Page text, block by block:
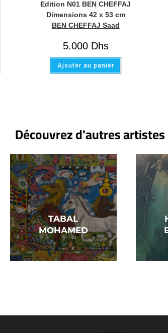
Edition N01 BEN CHEFFAJ
Dimensions 42 x 53 cm
BEN CHEFFAJ Saad
5.000Dhs
Ajouter au panier
Découvrez d'autres artistes
TABAL
MOHAMED